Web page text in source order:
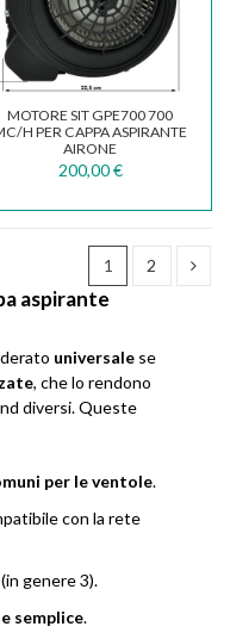
MOTORE SIT GPE700 700
H PER CAPPA ASPIRANTE
AIRONE
CEMCP0700002400032
200,00 €
1 2
aspirante
universale se
, che lo rendono
diversi. Queste
per le ventole.
con la rete
(in genere 3).
semplice.